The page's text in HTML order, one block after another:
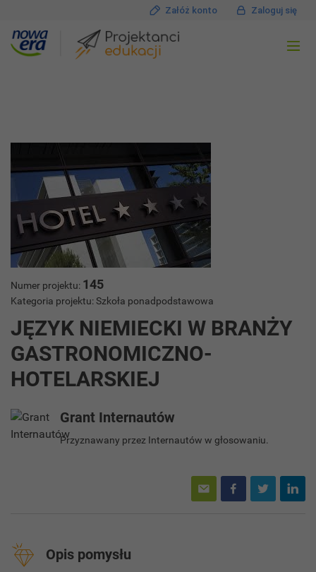
Załóż konto Zaloguj się
Numer projektu: 145
Kategoria projektu: Szkoła ponadpodstawowa
JĘZYK NIEMIECKI W BRANŻY
GASTRONOMICZNO-
HOTELARSKIEJ
Grant Internautów
Przyznawany przez Internautów w głosowaniu.
Opis pomysłu